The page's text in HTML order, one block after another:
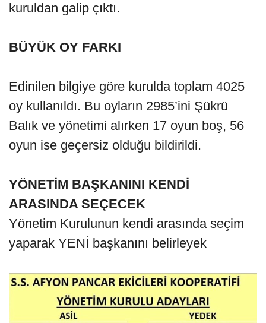
kuruldan galip çıktı.
BÜYÜK OY FARKI
Edinilen bilgiye göre kurulda toplam 4025
oy kullanıldı. Bu oyların 2985’ini Şükrü
Balık ve yönetimi alırken 17 oyun boş, 56
oyun ise geçersiz olduğu bildirildi.
YÖNETİM BAŞKANINI KENDİ
ARASINDA SEÇECEK
Yönetim Kurulunun kendi arasında seçim
yaparak YENİ başkanını belirleyek